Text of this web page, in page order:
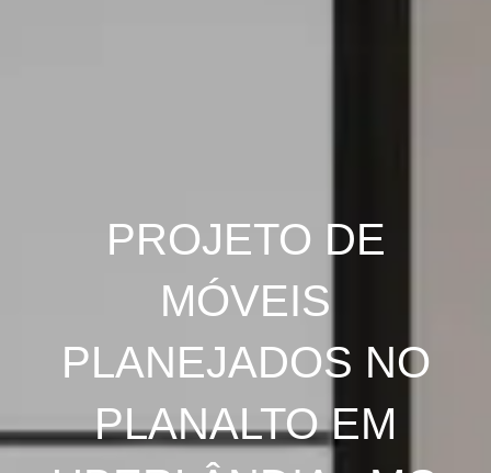
PROJETO DE
MÓVEIS
PLANEJADOS NO
PLANALTO EM